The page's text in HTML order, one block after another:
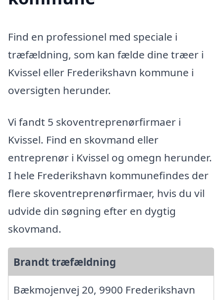
Find en professionel med speciale i
træfældning, som kan fælde dine træer i
Kvissel eller Frederikshavn kommune i
oversigten herunder.
Vi fandt 5 skoventreprenørfirmaer i
Kvissel. Find en skovmand eller
entreprenør i Kvissel og omegn herunder.
I hele Frederikshavn kommunefindes der
flere skoventreprenørfirmaer, hvis du vil
udvide din søgning efter en dygtig
skovmand.
Brandt træfældning
Bækmojenvej 20, 9900 Frederikshavn